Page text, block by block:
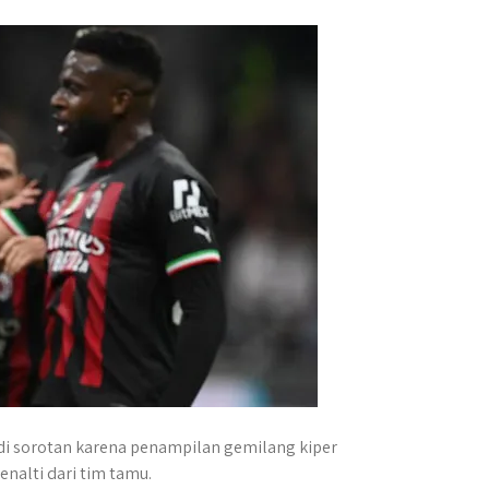
sorotan karena penampilan gemilang kiper
dari tim tamu.